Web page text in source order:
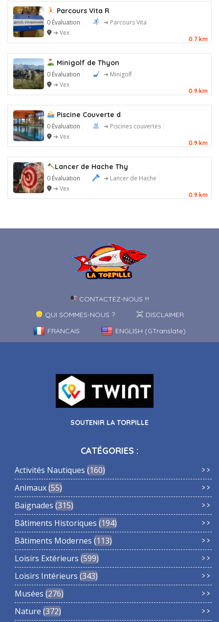
Parcours Vita R
0 Évaluation
➔ Parcours Vita
➔ Vex
0.7 km
Minigolf de Thyon
0 Évaluation
➔ Minigolf
➔ Vex
0.9 km
Piscine Couverte d
0 Évaluation
➔ Piscines couvertes
➔ Vex
0.9 km
Lancer de Hache Thy
0 Évaluation
➔ Lancer de Hache
➔ Vex
0.9 km
CONTACTEZ-NOUS !!!
QUI SOMMES-NOUS ?
DISCLAIMER
FRANCAIS
ENGLISH (GTranslate)
SOUTENIR LA TORPILLE
CATÉGORIES :
Activités Nautiques 160
Animaux 55
Baignades 315
Bâtiments Historiques 194
Bâtiments Modernes 113
Loisirs Extérieurs 599
Loisirs Intérieurs 343
Musées 276
Nature 372